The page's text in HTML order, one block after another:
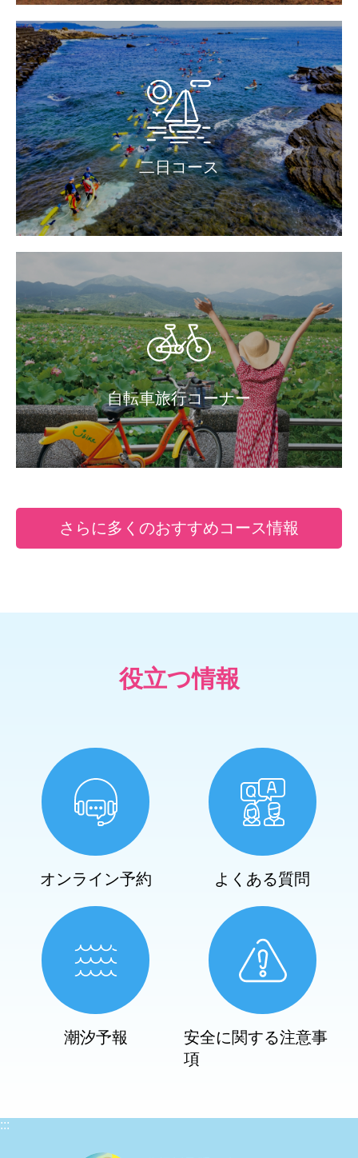
二日コース
自転車旅行コーナー
さらに多くのおすすめコース情報
役立つ情報
オンライン予約 よくある質問
潮汐予報
安全に関する注意事
項
:::